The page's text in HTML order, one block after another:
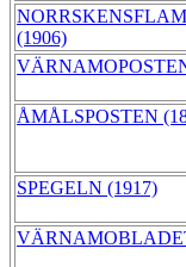
(1906)
ÅMÅLSPOSTEN
SPEGELN (1917)